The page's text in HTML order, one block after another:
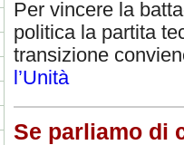
Per vincere la
politica la partita
transizione
l’Unità
Se parliamo di